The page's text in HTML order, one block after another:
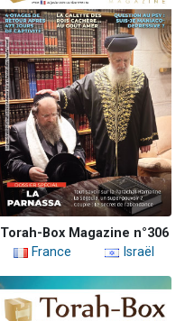
Torah-Box Magazine n°306
France
Israël